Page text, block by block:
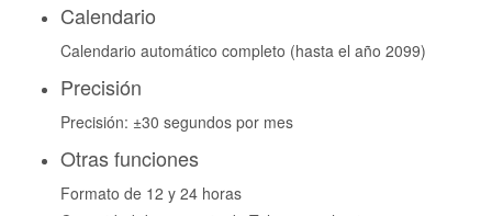
Calendario
Calendario automático completo (hasta el año 2099)
Precisión
Precisión: ±30 segundos por mes
Otras funciones
Formato de 12 y 24 horas